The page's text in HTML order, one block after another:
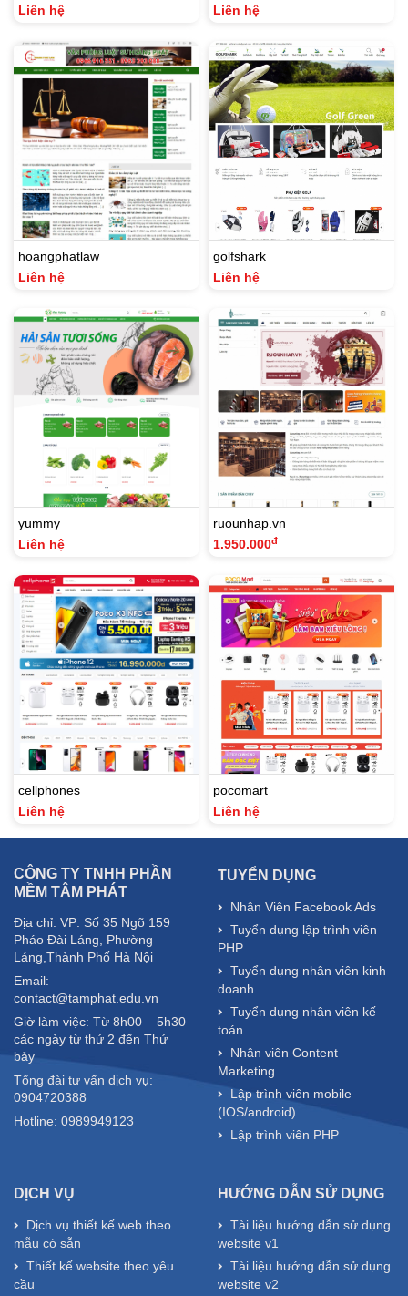
Liên hệ
Liên hệ
hoangphatlaw
Liên hệ
golfshark
Liên hệ
yummy
Liên hệ
ruounhap.vn
1.950.000đ
cellphones
Liên hệ
pocomart
Liên hệ
CÔNG TY TNHH PHẦN
MỀM TÂM PHÁT
Địa chỉ: VP: Số 35 Ngõ 159
Pháo Đài Láng, Phường
Láng,Thành Phố Hà Nội
Email:
contact@tamphat.edu.vn
Giờ làm việc: Từ 8h00 – 5h30
các ngày từ thứ 2 đến Thứ
bảy
Tổng đài tư vấn dịch vụ:
0904720388
Hotline: 0989949123
TUYỂN DỤNG
Nhân Viên Facebook Ads
Tuyển dụng lập trình viên
PHP
Tuyển dụng nhân viên kinh
doanh
Tuyển dụng nhân viên kế
toán
Nhân viên Content
Marketing
Lập trình viên mobile
(IOS/android)
Lập trình viên PHP
DỊCH VỤ
Dịch vụ thiết kế web theo
mẫu có sẵn
Thiết kế website theo yêu
cầu
HƯỚNG DẪN SỬ DỤNG
Tài liệu hướng dẫn sử dụng
website v1
Tài liệu hướng dẫn sử dụng
website v2